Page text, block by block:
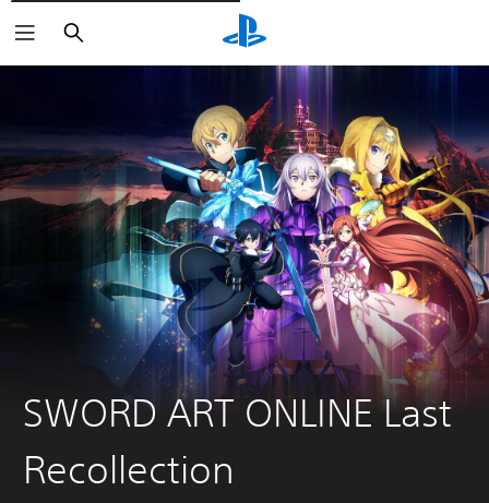
Rechercher
SWORD ART ONLINE Last
Recollection